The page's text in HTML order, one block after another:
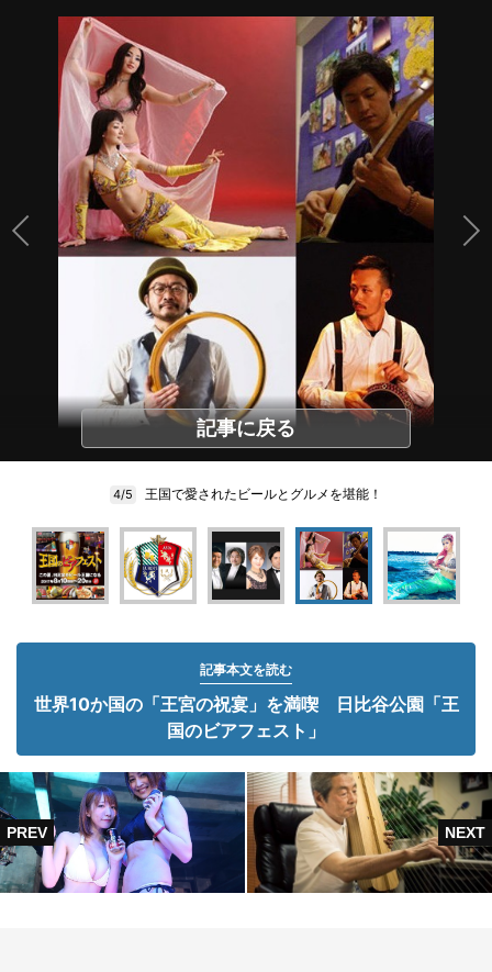
記事に戻る
4/5 王国で愛されたビールとグルメを堪能！
記事本文を読む
世界10か国の「王宮の祝宴」を満喫 日比谷公園「王
国のビアフェスト」